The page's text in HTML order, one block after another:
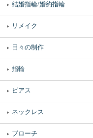
結婚指輪/婚約指輪
リメイク
日々の制作
指輪
ピアス
ネックレス
ブローチ